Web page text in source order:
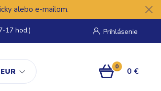
alebo e-mailom.
EUR
Prihlásenie
17 hod.)
0 0 €